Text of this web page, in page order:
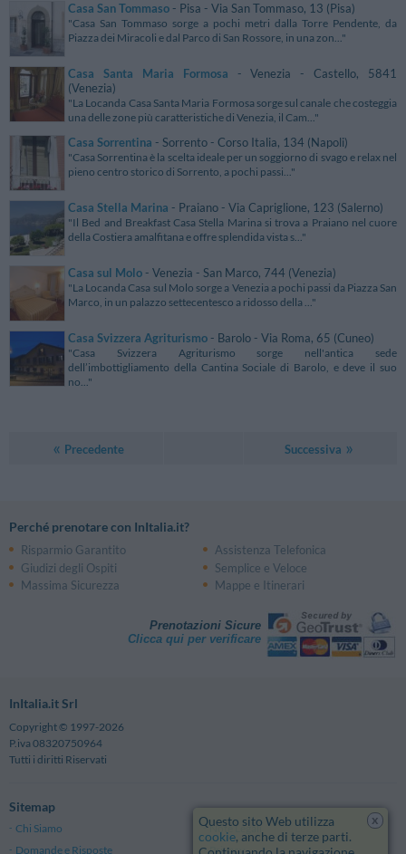
Casa San Tommaso - Pisa - Via San Tommaso, 13 (Pisa)
"Casa San Tommaso sorge a pochi metri dalla Torre Pendente, da
Piazza dei Miracoli e dal Parco di San Rossore, in una zon..."
Casa Santa Maria Formosa - Venezia - Castello, 5841
(Venezia)
"La Locanda Casa Santa Maria Formosa sorge sul canale che costeggia
una delle zone più caratteristiche di Venezia, il Cam..."
Casa Sorrentina - Sorrento - Corso Italia, 134 (Napoli)
"Casa Sorrentina è la scelta ideale per un soggiorno di svago e relax nel
pieno centro storico di Sorrento, a pochi passi..."
Casa Stella Marina - Praiano - Via Capriglione, 123 (Salerno)
"Il Bed and Breakfast Casa Stella Marina si trova a Praiano nel cuore
della Costiera amalfitana e offre splendida vista s..."
Casa sul Molo - Venezia - San Marco, 744 (Venezia)
"La Locanda Casa sul Molo sorge a Venezia a pochi passi da Piazza San
Marco, in un palazzo settecentesco a ridosso della ..."
Casa Svizzera Agriturismo - Barolo - Via Roma, 65 (Cuneo)
"Casa Svizzera Agriturismo sorge nell'antica sede
dell’imbottigliamento della Cantina Sociale di Barolo, e deve il suo
no..."
Precedente Successiva
Perché prenotare con InItalia.it?
Risparmio Garantito
Assistenza Telefonica
Giudizi degli Ospiti
Semplice e Veloce
Massima Sicurezza
Mappe e Itinerari
Prenotazioni Sicure
Clicca qui per verificare
InItalia.it Srl
Copyright © 1997-2026
P.iva 08320750964
Tutti i diritti Riservati
Sitemap
Chi Siamo
Note Legali
Domande e Risposte
Privacy
x
Questo sito Web utilizza
cookie, anche di terze parti.